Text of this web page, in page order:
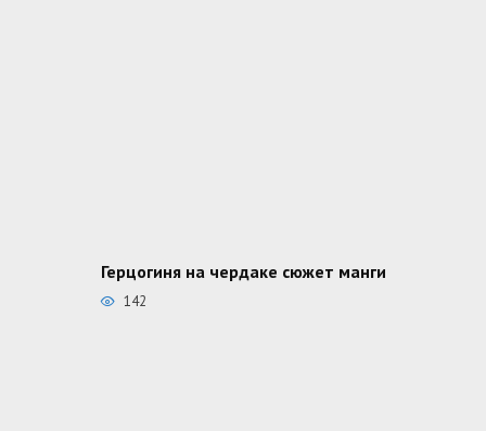
Герцогиня на чердаке сюжет манги
142